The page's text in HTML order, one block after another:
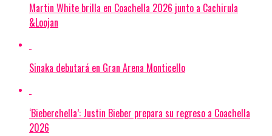
Martin White brilla en Coachella 2026 junto a Cachirula
&Loojan
Sinaka debutará en Gran Arena Monticello
‘Bieberchella’: Justin Bieber prepara su regreso a Coachella
2026